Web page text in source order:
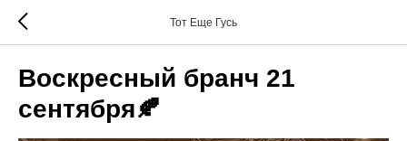
Тот Еще Гусь
Воскресный бранч 21
сентября🍂